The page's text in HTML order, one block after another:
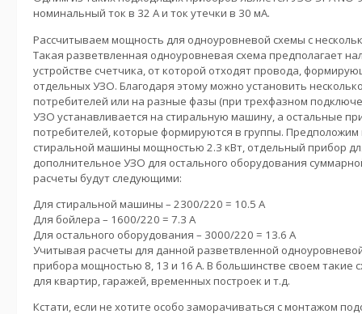
номинальный ток в 32 А и ток утечки в 30 мА.
Рассчитываем мощность для одноуровневой схемы с
Такая разветвленная одноуровневая схема предполагает
устройстве счетчика, от которой отходят провода,
отдельных УЗО. Благодаря этому можно установить
потребителей или на разные фазы (при трехфазном
УЗО устанавливается на стиральную машину, а остальные
потребителей, которые формируются в группы.
стиральной машины мощностью 2.3 кВт, отдельный прибор
дополнительное УЗО для остального оборудования
расчеты будут следующими:
Для стиральной машины – 2300/220 = 10.5 А
Для бойлера – 1600/220 = 7.3 А
Для остального оборудования – 3000/220 = 13.6 А
Учитывая расчеты для данной разветвленной
прибора мощностью 8, 13 и 16 А. В большинстве своем
для квартир, гаражей, временных построек и т.д.
Кстати, если не хотите особо заморачиваться с монтажом